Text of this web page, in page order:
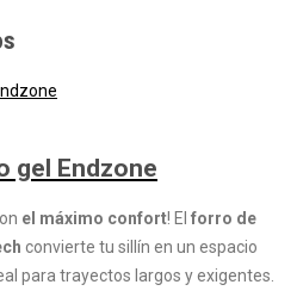
gel Endzone
el máximo confort! El forro de
convierte tu sillín en un espacio
para trayectos largos y exigentes.